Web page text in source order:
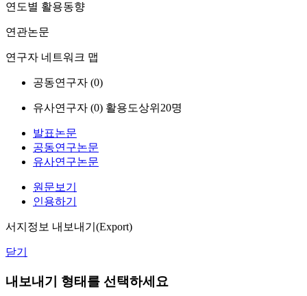
연도별 활용동향
연관논문
연구자 네트워크 맵
공동연구자 (0)
유사연구자 (0) 활용도상위20명
발표논문
공동연구논문
유사연구논문
원문보기
인용하기
서지정보 내보내기(Export)
닫기
내보내기 형태를 선택하세요